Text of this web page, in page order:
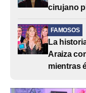
cirujano
FAMOSOS
La
Araiza
mientras